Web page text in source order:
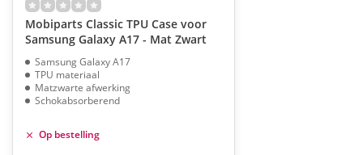
Mobiparts Classic TPU Case voor
Samsung Galaxy A17 - Mat Zwart
Samsung Galaxy A17
TPU materiaal
Matzwarte afwerking
Schokabsorberend
Op bestelling